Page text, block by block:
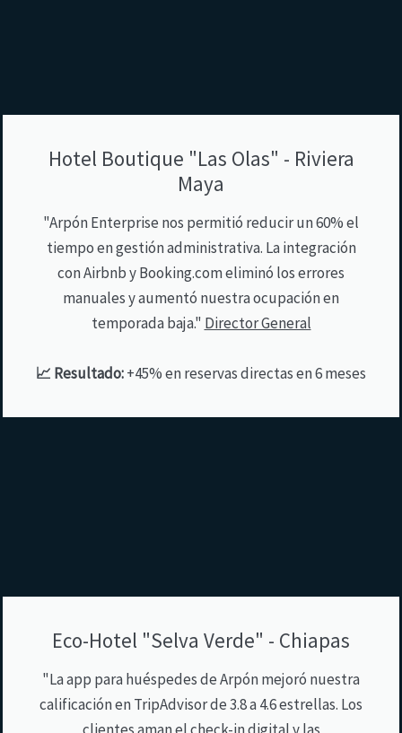
Hotel Boutique "Las Olas" - Riviera
Maya
"Arpón Enterprise nos permitió reducir un 60% el
tiempo en gestión administrativa. La integración
con Airbnb y Booking.com eliminó los errores
manuales y aumentó nuestra ocupación en
temporada baja." Director General
📈 Resultado:+45% en reservas directas en 6 meses
Eco-Hotel "Selva Verde" - Chiapas
"La app para huéspedes de Arpón mejoró nuestra
calificación en TripAdvisor de 3.8 a 4.6 estrellas. Los